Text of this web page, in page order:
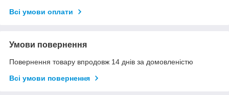
Всі умови оплати
Умови повернення
Повернення товару впродовж 14 днів за домовленістю
Всі умови повернення